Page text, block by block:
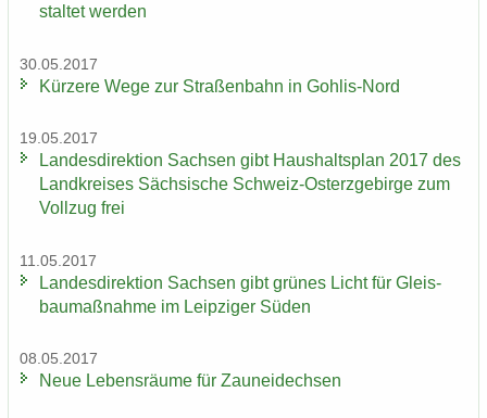
stal­tet wer­den
30.05.2017
Kür­ze­re Wege zur Stra­ßen­bahn in Gohlis-​Nord
19.05.2017
Lan­des­di­rek­ti­on Sach­sen gibt Haus­halts­plan 2017 des
Land­krei­ses Säch­si­sche Schweiz-​Osterzgebirge zum
Voll­zug frei
11.05.2017
Lan­des­di­rek­ti­on Sach­sen gibt grü­nes Licht für Gleis­
bau­maß­nah­me im Leip­zi­ger Süden
08.05.2017
Neue Le­bens­räu­me für Zaun­ei­dech­sen